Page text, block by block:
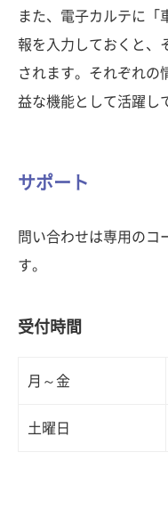
また、電子カルテに「
報を入力しておくと、
されます。それぞれの
益な機能として活躍し
サポート
問い合わせは専用のコ
す。
受付時間
月～金
土曜日